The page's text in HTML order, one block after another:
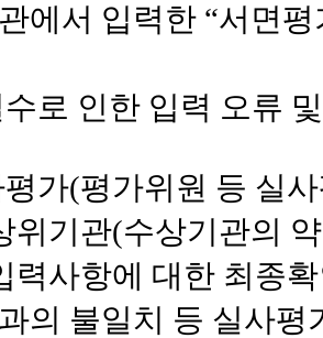
에서 입력한 “서면
로 인한 입력 오류
평가(평가위원 등 실
위기관(수상기관의
력사항에 대한 최종
의 불일치 등 실사평